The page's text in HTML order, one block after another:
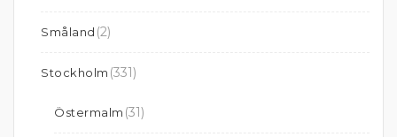
Småland (2)
Stockholm (331)
Östermalm (31)